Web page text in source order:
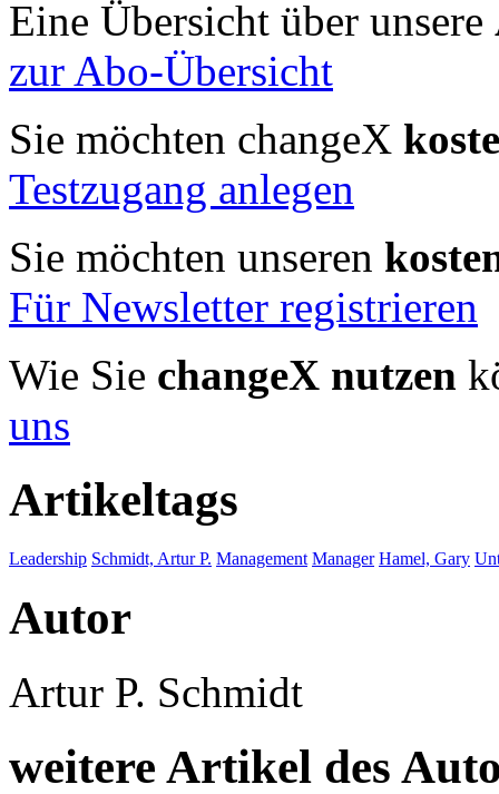
Eine Übersicht über unsere
zur Abo-Übersicht
Sie möchten changeX
Testzugang anlegen
Sie möchten unseren
Für Newsletter registrieren
Wie Sie changeX nutzen
uns
Artikeltags
Leadership Schmidt, Artur P. Management Manager Hamel, Gary
Autor
Artur P. Schmidt
weitere Artikel des